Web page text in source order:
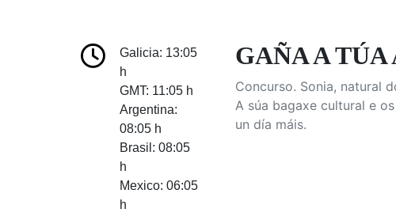
Galicia: 13:05
h
GMT: 11:05 h
Argentina:
08:05 h
Brasil: 08:05
h
Mexico: 06:05
h
GAÑA A
Concurso. Sonia, natural
A súa bagaxe cultural e
un día máis.